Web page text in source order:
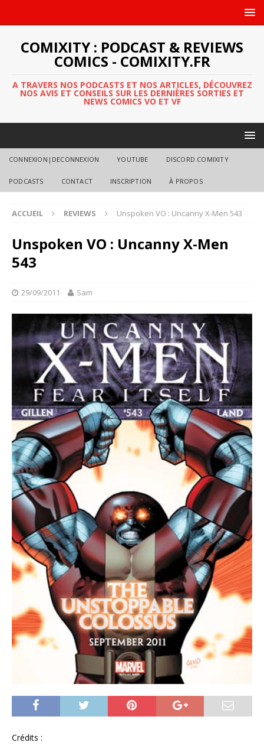
COMIXITY : PODCAST & REVIEWS
COMICS - COMIXITY.FR
A TRAVERS NOS PODCASTS ET NOS ARTICLES, DÉCOUVREZ
NOS AVIS ET CONSEILS SUR LES DERNIÈRES SORTIES ET
NEWS COMICS VO ET VF
CONNEXION|DECONNEXION YOUTUBE DISCORD COMIXITY
PODCASTS CONTACT INSCRIPTION À PROPOS
ACCUEIL REVIEWS Unspoken VO : Uncanny X-Men 543
Unspoken VO : Uncanny X-Men
543
29/09/2011 Sam
Crédits :